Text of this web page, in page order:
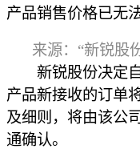
产品销售价格已无
来源：“新锐股
新锐股份决定自
产品新接收的订单
及细则，将由该公
通确认。